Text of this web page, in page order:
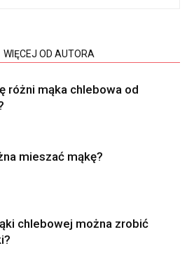
WIĘCEJ OD AUTORA
różni mąka chlebowa od
mieszać mąkę?
chlebowej można zrobić